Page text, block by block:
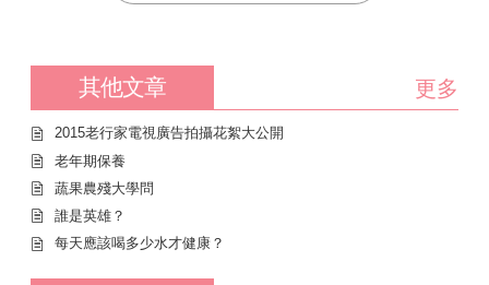
其他文章 更多
2015老行家電視廣告拍攝花絮大公開
老年期保養
蔬果農殘大學問
誰是英雄？
每天應該喝多少水才健康？